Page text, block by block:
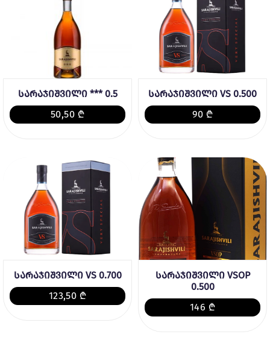
სარაჯიშვილი *** 0.5
50,50 ₾
სარაჯიშვილი VS 0.500
90 ₾
სარაჯიშვილი VS 0.700
123,50 ₾
სარაჯიშვილი VSOP
0.500
146 ₾